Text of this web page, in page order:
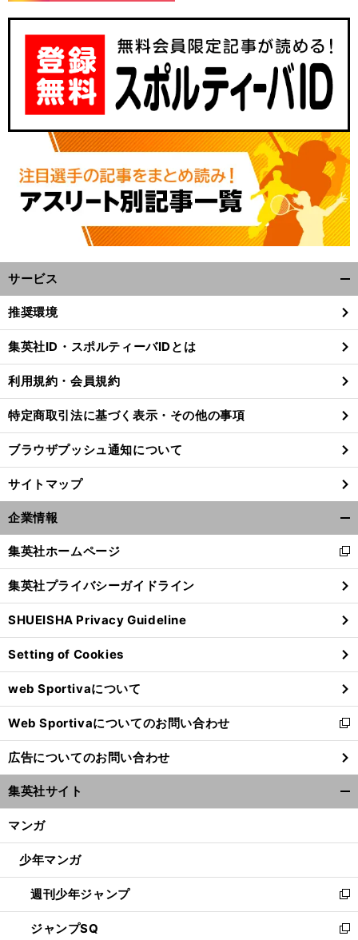
【
競
馬予想 】
エリザベス女王杯はレガレイラが中心も 、
同じ４歳馬の伏兵２頭から漂う大駆けムード
サービス
閉
る
推奨環境
集英社ID・スポルティーバIDとは
利用規約・会員規約
特定商取引法に基づく表示・その他の事項
ブラウザプッシュ通知について
サイトマップ
企業情報
閉
る
集英社ホームページ
新
し
い
ウ
ィ
ン
ド
ウ
で
開
く
集英社プライバシーガイドライン
SHUEISHA Privacy Guideline
Setting of Cookies
web Sportivaについて
Web Sportivaについてのお問い合わせ
新
し
い
ウ
ィ
ン
ウ
開
く
広告についてのお問い合わせ
集英社サイト
マンガ
少年マンガ
週刊少年ジャンプ
新
し
い
ジャンプSQ
新